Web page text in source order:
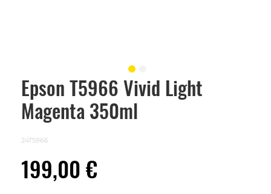
Epson T5966 Vivid Light
Magenta 350ml
24T5966
199,00 €
Skip
beginning
images